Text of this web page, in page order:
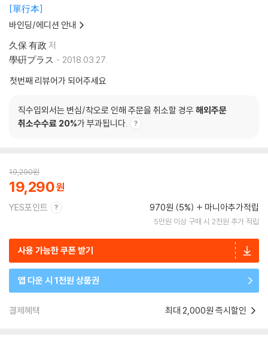
單行本
바인딩/에디션 안내
久保 有政 저
學硏プラス
2018.03.27.
첫번째 리뷰어가 되어주세요
직수입외서는 변심/착오로 인해 주문을 취소할 경우 해외주문
취소수수료 20%가 부과됩니다.
19,290원
19,290
YES포인트 970원 (5%) 마니아추가적립
5만원 이상 구매 시 2천원 추가 적립
사용 가능한 쿠폰 받기
앱 다운 시 1천원 상품권
결제혜택 최대 2,000원 즉시할인